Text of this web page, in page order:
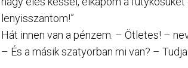
lenyisszantom!”
Hát innen van a pénzem. – Ötletes! –
– És a másik szatyorban mi van? –